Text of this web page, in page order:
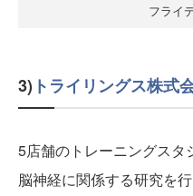
フライ
3) トライリングス株式
5店舗のトレーニングスタ
脳神経に関係する研究を